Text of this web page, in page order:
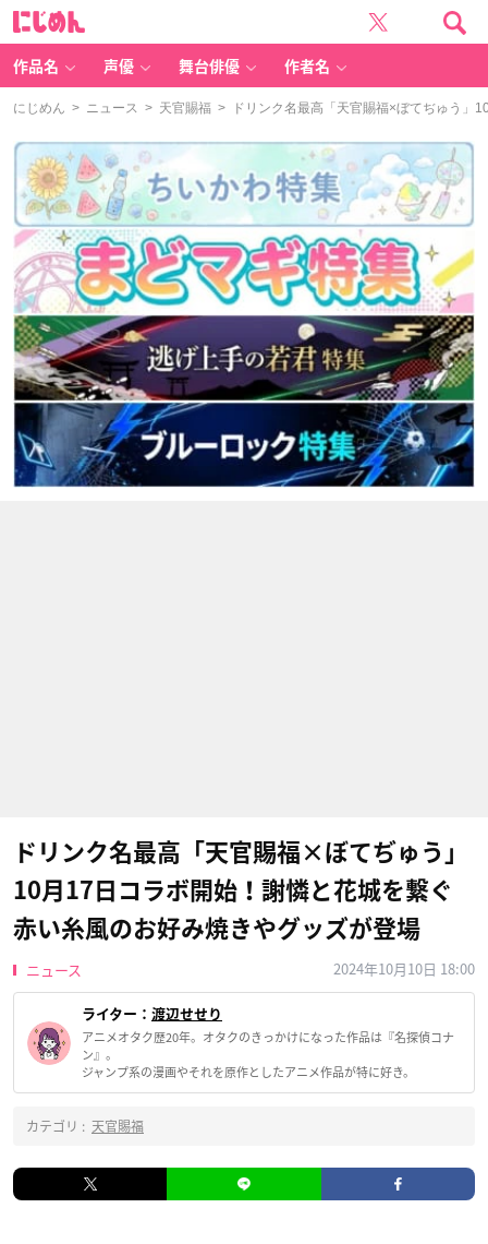
作品名 声優 舞台俳優 作者名
にじめん > ニュース > 天官賜福 > ドリンク名最高「天官賜福×ぼてぢゅう」
ドリンク名最高「天官賜福×ぼてぢゅう」
10月17日コラボ開始！謝憐と花城を繋ぐ
赤い糸風のお好み焼きやグッズが登場
ニュース 2024年10月10日 18:00
ライター： 渡辺せせり
アニメオタク歴20年。オタクのきっかけになった作品は『名探偵コナ
ン』。
ジャンプ系の漫画やそれを原作としたアニメ作品が特に好き。
カテゴリ : 天官賜福